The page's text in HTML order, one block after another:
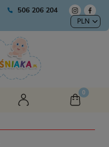
506 206 204